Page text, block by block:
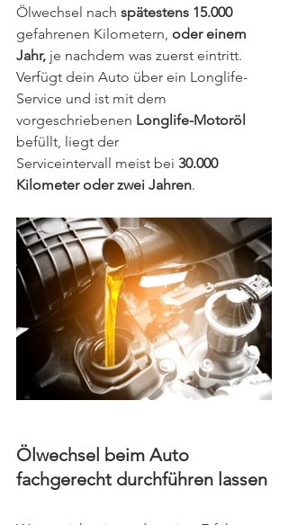
Ölwechsel nach spätestens 15.000
gefahrenen Kilometern, oder einem
Jahr, je nachdem was zuerst eintritt.
Verfügt dein Auto über ein Longlife-
Service und ist mit dem
vorgeschriebenen Longlife-Motoröl
befüllt, liegt der
Serviceintervall meist bei 30.000
Kilometer oder zwei Jahren.
Ölwechsel beim Auto
fachgerecht durchführen lassen